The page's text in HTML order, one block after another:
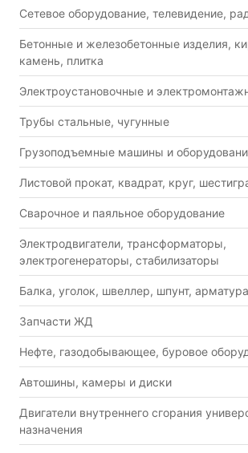
Сетевое оборудование, телевидение,
Бетонные и железобетонные изделия,
камень, плитка
Электроустановочные и
Трубы стальные, чугунные
Грузоподъемные машины и
Листовой прокат, квадрат, круг,
Сварочное и паяльное оборудование
Электродвигатели, трансформаторы,
электрогенераторы, стабилизаторы
Балка, уголок, швеллер, шпунт,
Запчасти ЖД
Нефте, газодобывающее, буровое
Автошины, камеры и диски
Двигатели внутреннего сгорания
назначения